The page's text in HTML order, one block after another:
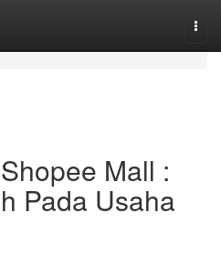
Mall :
Pada Usaha